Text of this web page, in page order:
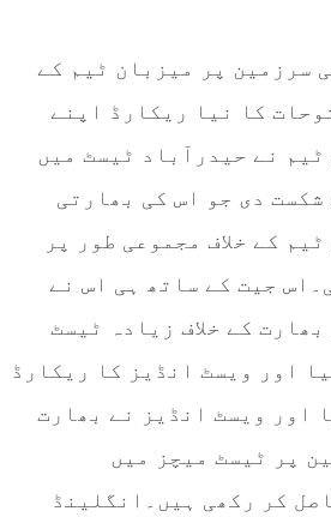
سرزمین پر میزبان ٹیم کے
کا نیا ریکارڈ اپنے
نے حیدرآباد ٹیسٹ میں
28رنز سے شکست دی جو اس کی بھارتی
کے خلاف مجموعی طور پر
جیت کے ساتھ ہی اس نے
کے خلاف زیادہ ٹیسٹ
اور ویسٹ انڈیز کا ریکارڈ
اور ویسٹ انڈیز نے بھارت
پر ٹیسٹ میچز میں
حاصل کر رکھی ہیں۔انگلینڈ